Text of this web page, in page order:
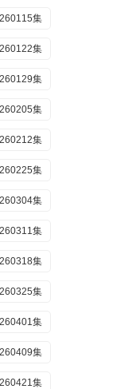
集
集
集
集
集
集
集
集
集
集
集
集
集